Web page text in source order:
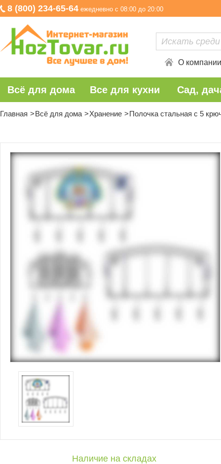
8 (800) 234-65-64 ежедневно с 08:00 до 20:00
О компании
Всё для дома Все для кухни Сад,
Главная Всё для дома Хранение Полочка стальная с 5
Наличие на складах